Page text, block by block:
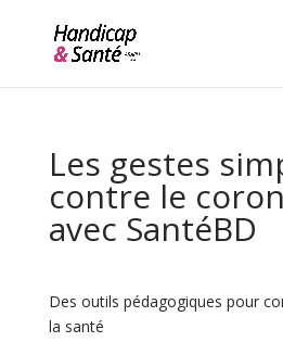
content
Les gestes
contre le
avec SantéBD
Des outils pédagogiques pour
la santé